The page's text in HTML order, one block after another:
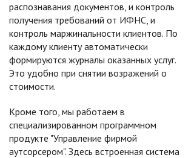
распознавания документов, и контроль
получения требований от ИФНС, и
контроль маржинальности клиентов. По
каждому клиенту автоматически
формируются журналы оказанных услуг.
Это удобно при снятии возражений о
стоимости.
Кроме того, мы работаем в
специализированном программном
продукте "Управление фирмой
аутсорсером". Здесь встроенная система